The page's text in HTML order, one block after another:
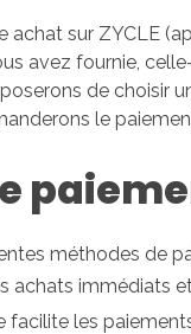
achat sur ZYCLE
avez fournie,
de choisir
le
méthodes de
achats immédiats
les